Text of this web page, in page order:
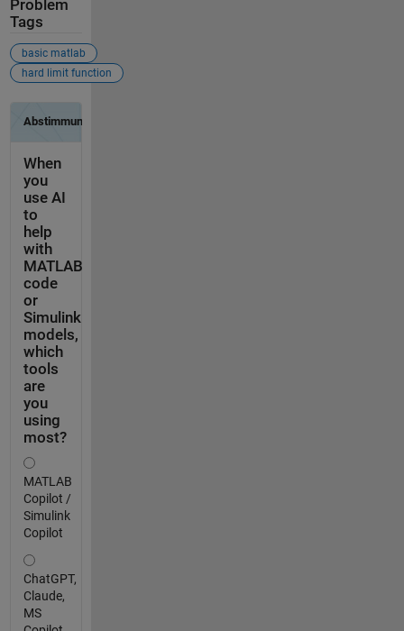
Problem
Tags
basic matlab
hard limit function